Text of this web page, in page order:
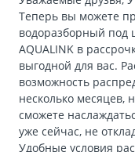
Теперь вы можете
водоразборный под
AQUALINK в
выгодной для вас.
возможность
несколько
сможете
уже сейчас, не
Удобные условия